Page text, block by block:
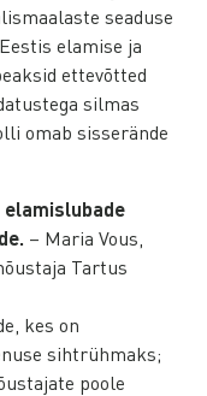
seaduse
elamise ja
ettevõtted
silmas
omab sisserände
– Maria Vous,
Tartus
kes on
sihtrühmaks;
poole